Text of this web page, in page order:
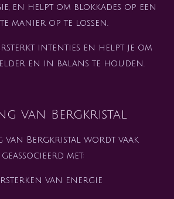
en helpt om blokkades op een
manier op te lossen.
intenties en helpt je om
en in balans te houden.
van Bergkristal
van Bergkristal wordt vaak
geassocieerd met:
van energie